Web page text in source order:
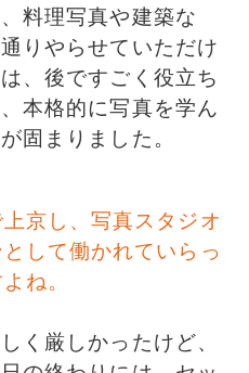
料理写真や建築な
りやらせていただけ
、後ですごく役立ち
本格的に写真を学ん
固まりました。
京し、写真スタジオ
して働かれていらっ
ね。
く厳しかったけど、